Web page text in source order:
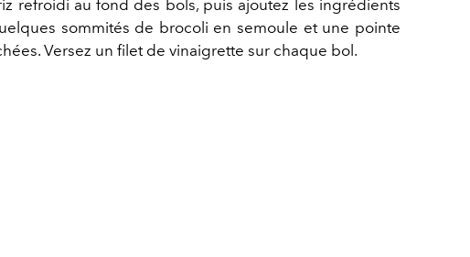
refroidi au fond des bols, puis ajoutez les ingrédients
sommités de brocoli en semoule et une pointe
Versez un filet de vinaigrette sur chaque bol.